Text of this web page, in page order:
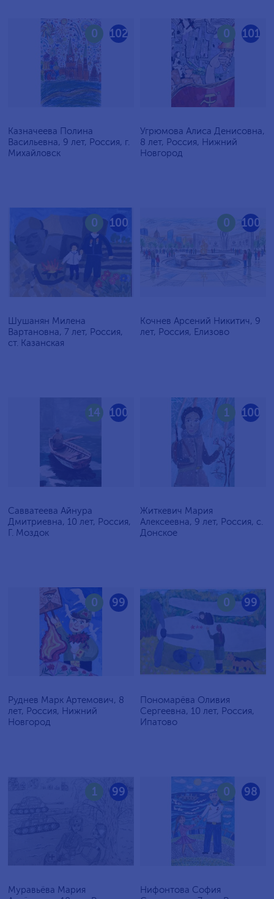
102
0
Казначеева Полина
Васильевна, 9 лет, Россия, г.
Михайловск
101
0
Угрюмова Алиса Денисовна,
8 лет, Россия, Нижний
Новгород
100
0
Шушанян Милена
Вартановна, 7 лет, Россия,
ст. Казанская
100
0
Кочнев Арсений Никитич, 9
лет, Россия, Елизово
100
14
Савватеева Айнура
Дмитриевна, 10 лет, Россия,
Г. Моздок
100
1
Житкевич Мария
Алексеевна, 9 лет, Россия, c.
Донское
99
0
Руднев Марк Артемович, 8
лет, Россия, Нижний
Новгород
99
0
Пономарёва Оливия
Сергеевна, 10 лет, Россия,
Ипатово
99
1
Муравьёва Мария
98
0
Нифонтова София